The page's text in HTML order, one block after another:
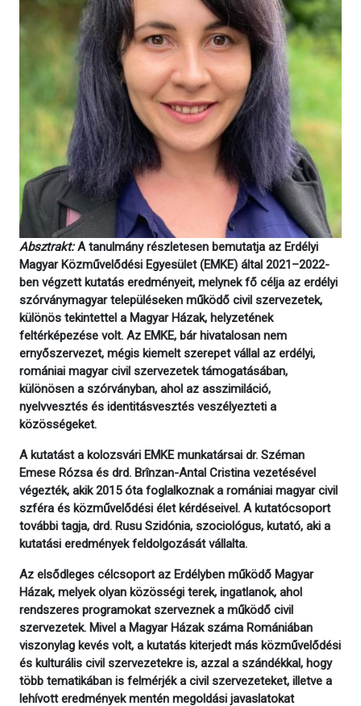
Absztrakt:A tanulmány részletesen bemutatja az Erdélyi
Magyar Közművelődési Egyesület (EMKE) által 2021–2022-
ben végzett kutatás eredményeit, melynek fő célja az erdélyi
szórványmagyar településeken működő civil szervezetek,
különös tekintettel a Magyar Házak, helyzetének
feltérképezése volt. Az EMKE, bár hivatalosan nem
ernyőszervezet, mégis kiemelt szerepet vállal az erdélyi,
romániai magyar civil szervezetek támogatásában,
különösen a szórványban, ahol az asszimiláció,
nyelvvesztés és identitásvesztés veszélyezteti a
közösségeket.
A kutatást a kolozsvári EMKE munkatársai dr. Széman
Emese Rózsa és drd. Brînzan-Antal Cristina vezetésével
végezték, akik 2015 óta foglalkoznak a romániai magyar civil
szféra és közművelődési élet kérdéseivel. A kutatócsoport
további tagja, drd. Rusu Szidónia, szociológus, kutató, aki a
kutatási eredmények feldolgozását vállalta.
Az elsődleges célcsoport az Erdélyben működő Magyar
Házak, melyek olyan közösségi terek, ingatlanok, ahol
rendszeres programokat szerveznek a működő civil
szervezetek. Mivel a Magyar Házak száma Romániában
viszonylag kevés volt, a kutatás kiterjedt más közművelődési
és kulturális civil szervezetekre is, azzal a szándékkal, hogy
több tematikában is felmérjék a civil szervezeteket, illetve a
lehívott eredmények mentén megoldási javaslatokat